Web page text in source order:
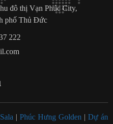
đô thị Vạn Phúc City,
phố Thủ Đức
222
| Phúc Hưng Golden | Dự án